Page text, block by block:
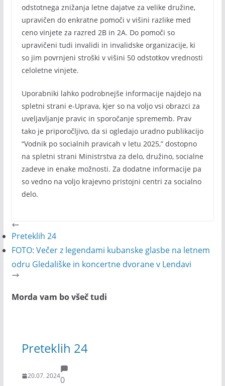
odstotnega znižanja letne dajatve za velike družine,
upravičen do enkratne pomoči v višini razlike med
ceno vinjete za razred 2B in 2A. Do pomoči so
upravičeni tudi invalidi in invalidske organizacije, ki
so jim povrnjeni stroški v višini 50 odstotkov vrednosti
celoletne vinjete.
Uporabniki lahko podrobnejše informacije najdejo na
spletni strani e-Uprava, kjer so na voljo vsi obrazci za
uveljavljanje pravic in sporočanje sprememb. Prav
tako je priporočljivo, da si ogledajo uradno publikacijo
“Vodnik po socialnih pravicah v letu 2025,” dostopno
na spletni strani Ministrstva za delo, družino, socialne
zadeve in enake možnosti. Za dodatne informacije pa
so vedno na voljo krajevno pristojni centri za socialno
delo.
Preteklih 24
FOTO: Večer z legendami kubanske glasbe na letnem
odru Gledališke in koncertne dvorane v Lendavi
Morda vam bo všeč tudi
Preteklih 24
20.07. 20240